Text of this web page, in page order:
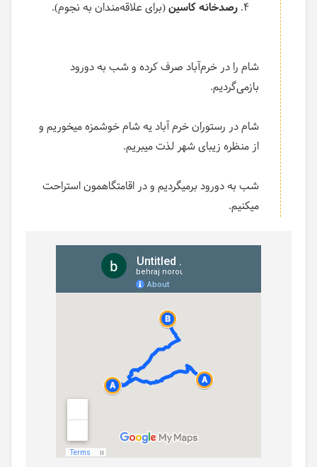
رصدخانه کاسین(برای علاقه‌مندان به نجوم).
شام را در خرم‌آباد صرف کرده و شب به دورود
بازمی‌گردیم.
شام در رستوران خرم آباد یه شام خوشمزه میخوریم و
از منظره زیبای شهر لذت میبریم.
شب به دورود برمیگردیم و در اقامتگاهمون استراحت
میکنیم.